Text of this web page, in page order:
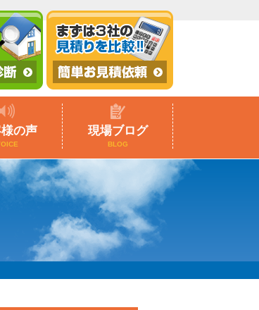
の声 現場ブログ
BLOG